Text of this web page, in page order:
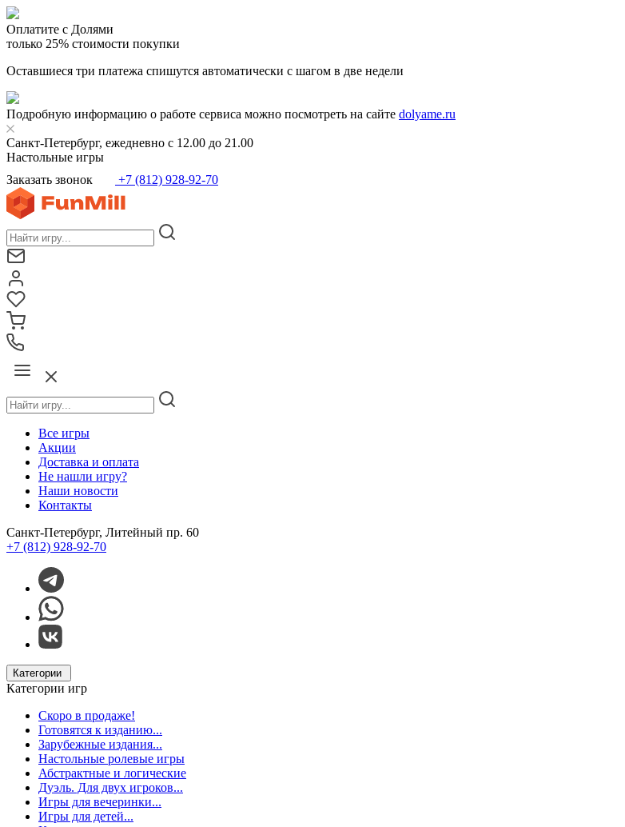
Оплатите с Долями
только 25% стоимости покупки
Оставшиеся три платежа спишутся автоматически с шагом в две недели
Подробную информацию о работе сервиса можно посмотреть на сайте dolyame.ru
Санкт-Петербург, ежедневно с 12.00 до 21.00
Настольные игры
Заказать звонок
+7 (812) 928-92-70
Все игры
Акции
Доставка и оплата
Не нашли игру?
Наши новости
Контакты
Санкт-Петербург, Литейный пр. 60
+7 (812) 928-92-70
Категории
Категории игр
Скоро в продаже!
Готовятся к изданию...
Зарубежные издания...
Настольные ролевые игры
Абстрактные и логические
Дуэль. Для двух игроков...
Игры для вечеринки...
Игры для детей...